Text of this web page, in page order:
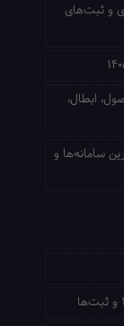
و ثبت‌های
ابطال،
سامانه‌ها و